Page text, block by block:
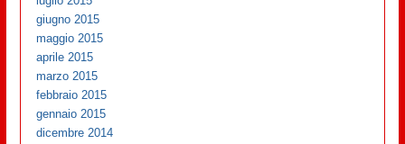
giugno 2015
maggio 2015
aprile 2015
marzo 2015
febbraio 2015
gennaio 2015
dicembre 2014